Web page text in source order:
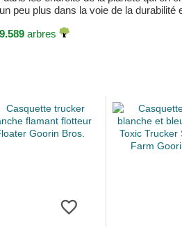
peu plus dans la voie de la durabilité
arbres